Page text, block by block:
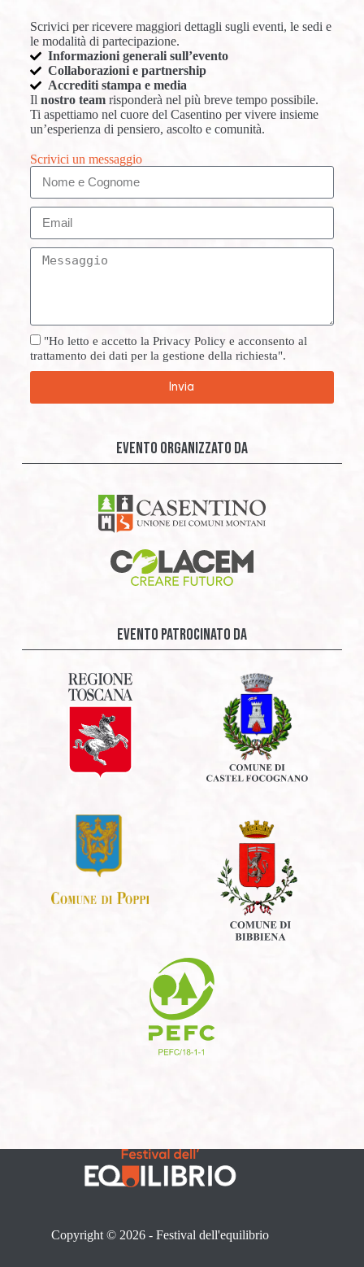
Scrivici per ricevere maggiori dettagli sugli eventi, le sedi e
le modalità di partecipazione.
Informazioni generali sull’evento
Collaborazioni e partnership
Accrediti stampa e media
Il nostro teamrisponderà nel più breve tempo possibile.
Ti aspettiamo nel cuore del Casentino per vivere insieme
un’esperienza di pensiero, ascolto e comunità.
Scrivici un messaggio
"Ho letto e accetto la Privacy Policy e acconsento al
trattamento dei dati per la gestione della richiesta".
Invia
evento organizzato da
evento patrocinato da
Copyright © 2026 - Festival dell'equilibrio